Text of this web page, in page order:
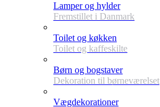
Lamper og hylder
Fremstillet i Danmark
Toilet og køkken
Toilet og kaffeskilte
Børn og bogstaver
Dekoration til børneværelset
Vægdekorationer